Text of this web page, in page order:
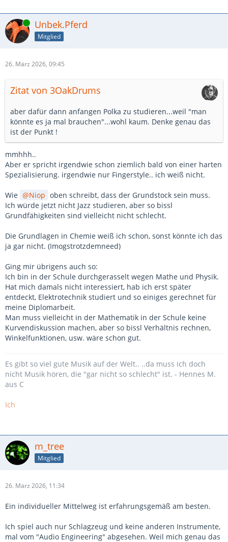
Online Unbek.Pferd
Mitglied
26. März 2026, 09:45
Zitat von 3OakDrums
aber dafür dann anfangen Polka zu studieren...weil "man
könnte es ja mal brauchen"...wohl kaum. Denke genau das
ist der Punkt !
mmhhh..
Aber er spricht irgendwie schon ziemlich bald von einer harten
Spezialisierung. irgendwie nur Fingerstyle.. ich weiß nicht.
Wie Niop oben schreibt, dass der Grundstock sein muss.
Ich würde jetzt nicht Jazz studieren, aber so bissl
Grundfähigkeiten sind vielleicht nicht schlecht.
Die Grundlagen in Chemie weiß ich schon, sonst könnte ich das
ja gar nicht. (Imogstrotzdemneed)
Ging mir übrigens auch so:
Ich bin in der Schule durchgerasselt wegen Mathe und Physik.
Hat mich damals nicht interessiert, hab ich erst später
entdeckt, Elektrotechnik studiert und so einiges gerechnet für
meine Diplomarbeit.
Man muss vielleicht in der Mathematik in der Schule keine
Kurvendiskussion machen, aber so bissl Verhältnis rechnen,
Winkelfunktionen, usw. wäre schon gut.
Es gibt so viel gute Musik auf der Welt.. ..da muss ich doch
nicht Musik hören, die "gar nicht so schlecht" ist. - Hennes M.
aus C
Ich
m_tree
Mitglied
26. März 2026, 11:34
Ein individueller Mittelweg ist erfahrungsgemäß am besten.
Ich spiel auch nur Schlagzeug und keine anderen Instrumente,
mal vom "Audio Engineering" abgesehen. Weil mich genau das